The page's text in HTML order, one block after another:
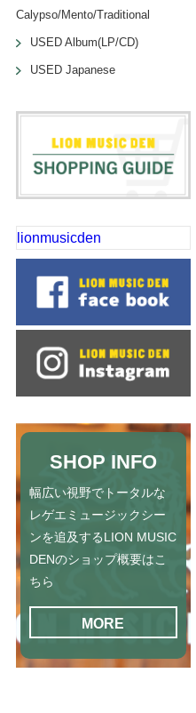
Calypso/Mento/Traditional
USED Album(LP/CD)
USED Japanese
lionmusicden
SHOP INFO
幅広い視野でトータルな
レゲエミュージックシー
ンを追及するLION MUSIC
DENのショップ概要はこ
ちら
MORE